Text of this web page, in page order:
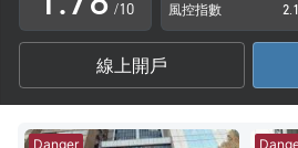
2
3
4
8
9
9
/10
風控指數
線上開戶
Danger